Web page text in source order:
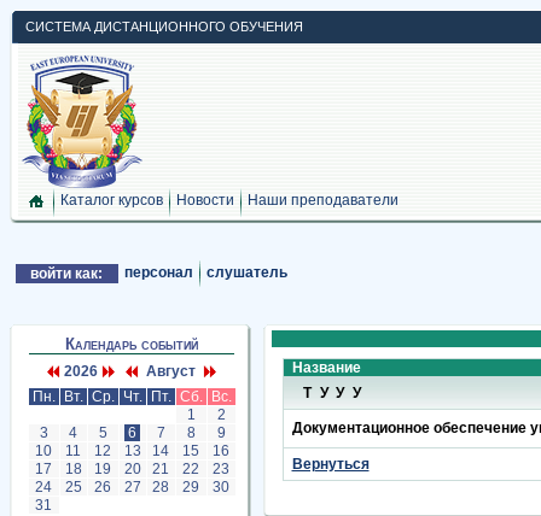
СИСТЕМА ДИСТАНЦИОННОГО ОБУЧЕНИЯ
Каталог курсов Новости Наши преподаватели
войти как: персонал слушатель
Календарь событий
2026
Август
Пн.
Вт. Ср. Чт. Пт. Сб.
Вс.
1
2
3
4 5 6 7 8
9
10
11 12 13 14 15
16
17
18 19 20 21 22
23
24
25 26 27 28 29
30
31
Название
ТУУУ
Документационное обеспечение
Вернуться